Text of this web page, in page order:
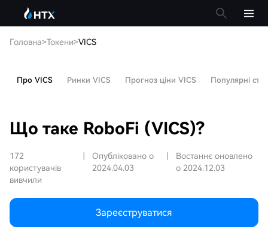
Головна>Токени>VICS
Про VICS Ринки VICS Прогноз ціни VICS Популярні
Що таке RoboFi (VICS)?
172
користувачів
вивчили
Опубліковано о
2024.04.03
Востаннє оновлено
о 2024.12.03
Зареєструватися